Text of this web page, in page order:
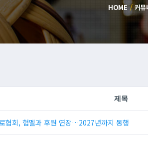
HOME 커뮤
제목
협회, 험멜과 후원 연장…2027년까지 동행